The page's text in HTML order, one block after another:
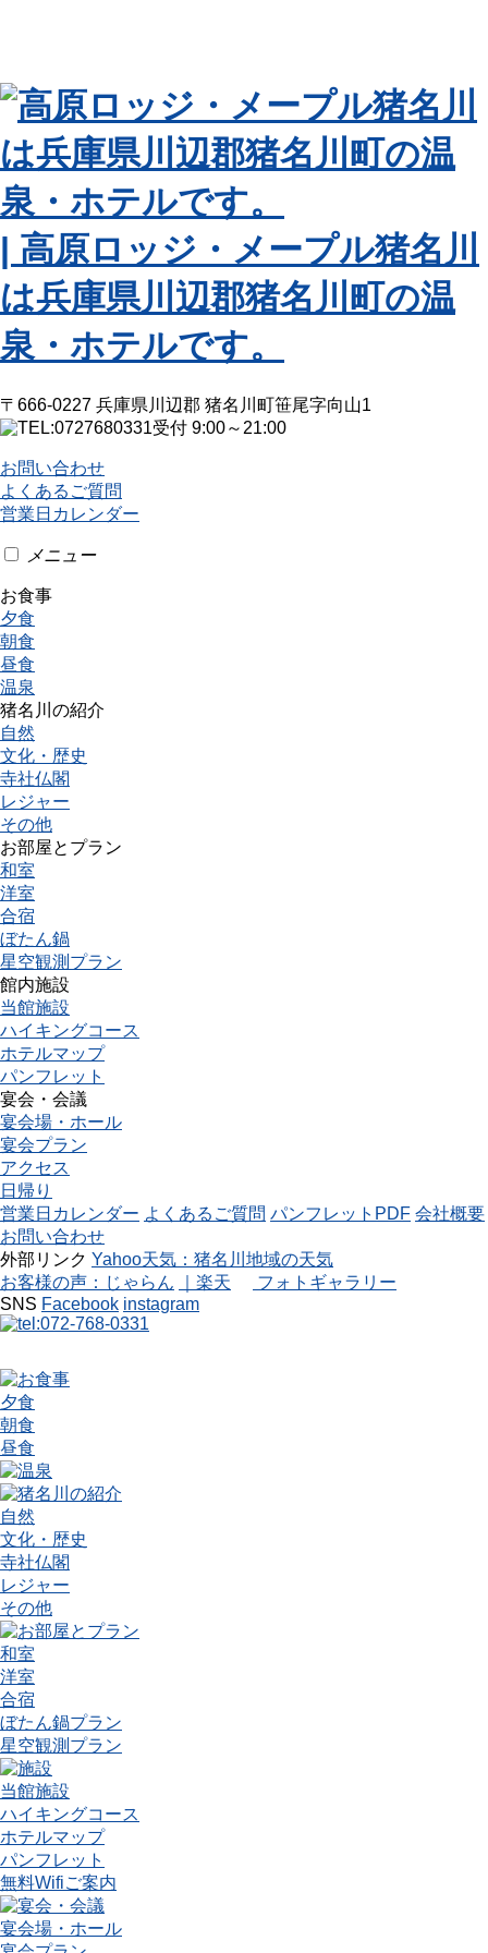
| 高原ロッジ・メープル猪名川
は兵庫県川辺郡猪名川町の温
泉・ホテルです。
〒666-0227 兵庫県川辺郡 猪名川町笹尾字向山1
受付 9:00～21:00
お問い合わせ
よくあるご質問
営業日カレンダー
メニュー
お食事
夕食
朝食
昼食
温泉
猪名川の紹介
自然
文化・歴史
寺社仏閣
レジャー
その他
お部屋とプラン
和室
洋室
合宿
ぼたん鍋
星空観測プラン
館内施設
当館施設
ハイキングコース
ホテルマップ
パンフレット
宴会・会議
宴会場・ホール
宴会プラン
アクセス
日帰り
営業日カレンダー よくあるご質問 パンフレットPDF 会社概要
お問い合わせ
外部リンク Yahoo天気：猪名川地域の天気
お客様の声：じゃらん
｜楽天
フォトギャラリー
SNS Facebook instagram
夕食
朝食
昼食
自然
文化・歴史
寺社仏閣
レジャー
その他
和室
洋室
合宿
ぼたん鍋プラン
星空観測プラン
当館施設
ハイキングコース
ホテルマップ
パンフレット
無料Wifiご案内
宴会場・ホール